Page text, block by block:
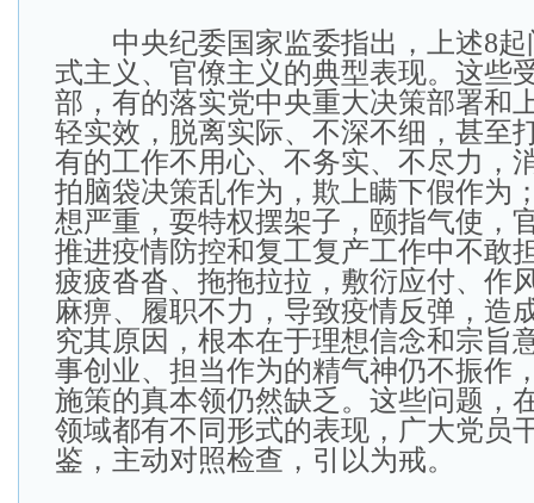
中央纪委国家监委指出，上述8起
式主义、官僚主义的典型表现。这些
部，有的落实党中央重大决策部署和
轻实效，脱离实际、不深不细，甚至
有的工作不用心、不务实、不尽力，
拍脑袋决策乱作为，欺上瞒下假作为
想严重，耍特权摆架子，颐指气使，
推进疫情防控和复工复产工作中不敢
疲疲沓沓、拖拖拉拉，敷衍应付、作
麻痹、履职不力，导致疫情反弹，造
究其原因，根本在于理想信念和宗旨
事创业、担当作为的精气神仍不振作
施策的真本领仍然缺乏。这些问题，
领域都有不同形式的表现，广大党员
鉴，主动对照检查，引以为戒。